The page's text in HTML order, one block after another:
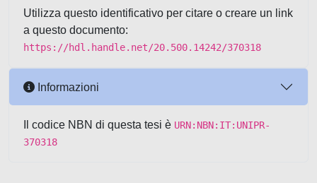
Utilizza questo identificativo per citare o creare un link
a questo documento:
https://hdl.handle.net/20.500.14242/370318
Informazioni
Il codice NBN di questa tesi è URN:NBN:IT:UNIPR-
370318